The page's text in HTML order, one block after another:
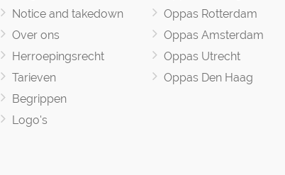
Notice and takedown
Over ons
Herroepingsrecht
Tarieven
Begrippen
Logo's
Oppas Rotterdam
Oppas Amsterdam
Oppas Utrecht
Oppas Den Haag